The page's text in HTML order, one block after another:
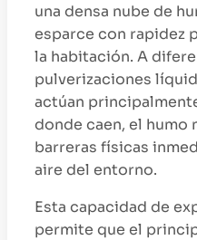
una densa nube de
esparce con rapidez
la habitación. A
pulverizaciones
actúan
donde caen, el humo
barreras físicas
aire del entorno.
Esta capacidad de
permite que el